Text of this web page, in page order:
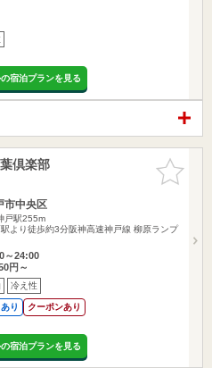
宿泊プランを見る
お気に入
りに追加
倶楽部
市中央区
戸駅255m
より徒歩約3分阪神高速神戸線 柳原ランプ
～24:00
円～
冷え性
り クーポンあり
宿泊プランを見る